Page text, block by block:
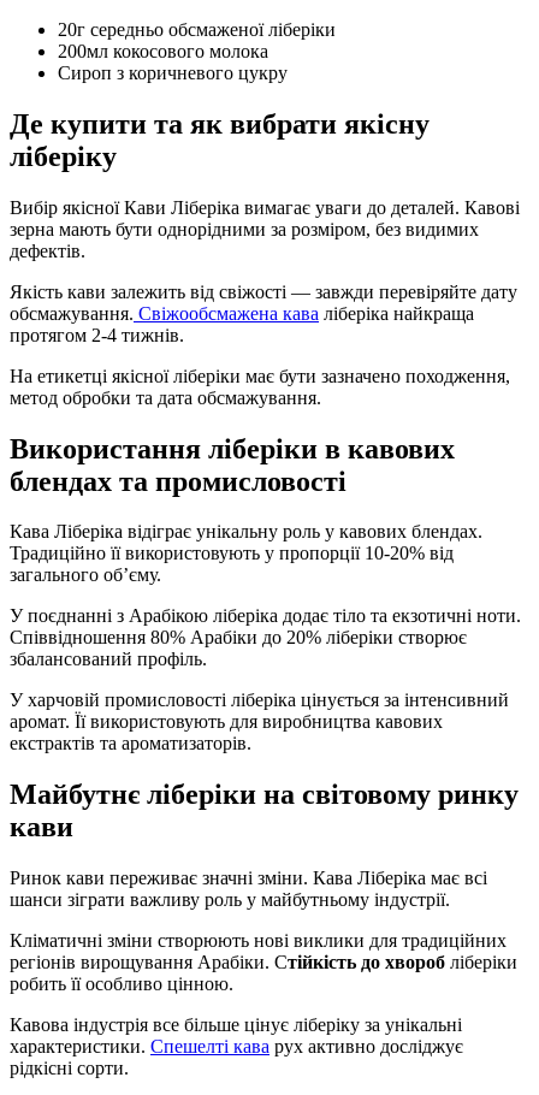
20г середньо обсмаженої ліберіки
200мл кокосового молока
Сироп з коричневого цукру
Де купити та як вибрати якісну
ліберіку
Вибір якісної Кави Ліберіка вимагає уваги до деталей. Кавові
зерна мають бути однорідними за розміром, без видимих
дефектів.
Якість кави залежить від свіжості — завжди перевіряйте дату
обсмажування. Свіжообсмажена кава ліберіка найкраща
протягом 2-4 тижнів.
На етикетці якісної ліберіки має бути зазначено походження,
метод обробки та дата обсмажування.
Використання ліберіки в кавових
блендах та промисловості
Кава Ліберіка відіграє унікальну роль у кавових блендах.
Традиційно її використовують у пропорції 10-20% від
загального об’єму.
У поєднанні з Арабікою ліберіка додає тіло та екзотичні ноти.
Співвідношення 80% Арабіки до 20% ліберіки створює
збалансований профіль.
У харчовій промисловості ліберіка цінується за інтенсивний
аромат. Її використовують для виробництва кавових
екстрактів та ароматизаторів.
Майбутнє ліберіки на світовому ринку
кави
Ринок кави переживає значні зміни. Кава Ліберіка має всі
шанси зіграти важливу роль у майбутньому індустрії.
Кліматичні зміни створюють нові виклики для традиційних
регіонів вирощування Арабіки. Стійкість до хвороб ліберіки
робить її особливо цінною.
Кавова індустрія все більше цінує ліберіку за унікальні
характеристики. Спешелті кава рух активно досліджує
рідкісні сорти.